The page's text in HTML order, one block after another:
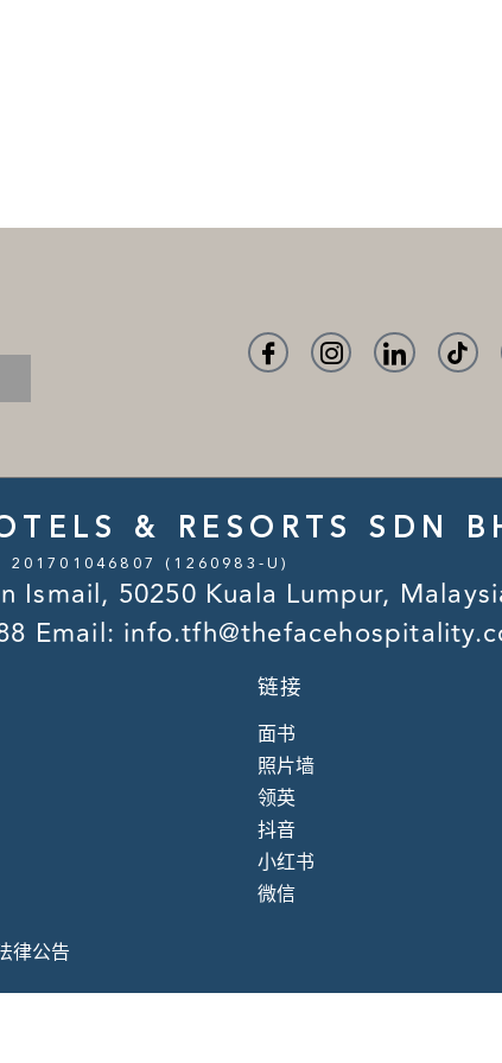
& RESORTS SDN
201701046807 (1260983-U)
Ismail, 50250 Kuala Lumpur,
Email:
链接
面书
照片墙
领英
抖音
小红书
微信
律公告